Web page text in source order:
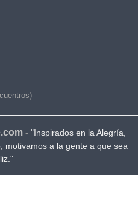
- "Inspirados en la Alegría,
motivamos a la gente a que sea